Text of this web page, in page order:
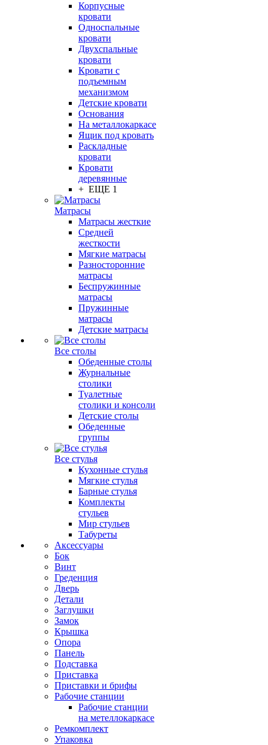
Корпусные
кровати
Односпальные
кровати
Двухспальные
кровати
Кровати с
подъемным
механизмом
Детские кровати
Основания
На металлокаркасе
Ящик под кровать
Раскладные
кровати
Кровати
деревянные
+ ЕЩЕ 1
Матрасы
Матрасы жесткие
Средней
жесткости
Мягкие матрасы
Разносторонние
матрасы
Беспружинные
матрасы
Пружинные
матрасы
Детские матрасы
Все столы
Обеденные столы
Журнальные
столики
Туалетные
столики и консоли
Детские столы
Обеденные
группы
Все стулья
Кухонные стулья
Мягкие стулья
Барные стулья
Комплекты
стульев
Мир стульев
Табуреты
Аксессуары
Бок
Винт
Греденция
Дверь
Детали
Заглушки
Замок
Крышка
Опора
Панель
Подставка
Приставка
Приставки и брифы
Рабочие станции
Рабочие станции
на метеллокаркасе
Ремкомплект
Упаковка